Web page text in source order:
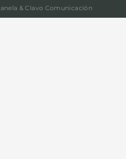
& Clavo Comunicación